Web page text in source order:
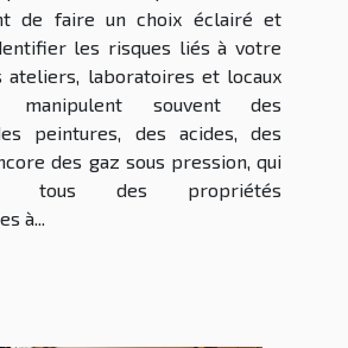
de faire un choix éclairé et
les risques liés à votre
ateliers, laboratoires et locaux
manipulent souvent des
peintures, des acides, des
des gaz sous pression, qui
tous des propriétés
à...